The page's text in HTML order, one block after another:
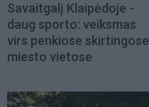
Savaitgalį Klaipėdoje -
daug sporto: veiksmas
virs penkiose skirtingose
miesto vietose